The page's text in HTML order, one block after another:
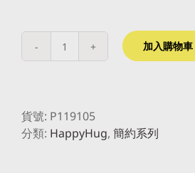
加入購物車
貨號: P119105
分類: HappyHug, 簡約系列